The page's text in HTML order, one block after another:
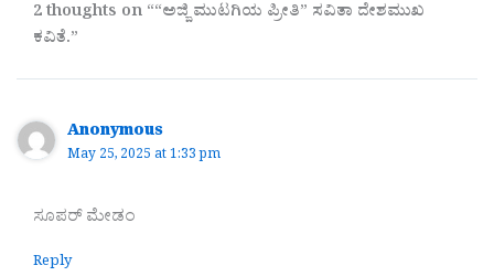
2 thoughts on ““ಅಜ್ಜಿ ಮುಟಗಿಯ ಪ್ರೀತಿ” ಸವಿತಾ ದೇಶಮುಖ
ಕವಿತೆ.”
Anonymous
May 25, 2025 at 1:33 pm
ಸೂಪರ್ ಮೇಡಂ
Reply